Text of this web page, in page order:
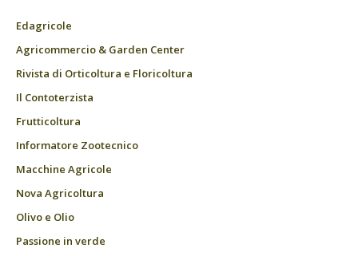
Edagricole
Agricommercio & Garden Center
Rivista di Orticoltura e Floricoltura
Il Contoterzista
Frutticoltura
Informatore Zootecnico
Macchine Agricole
Nova Agricoltura
Olivo e Olio
Passione in verde